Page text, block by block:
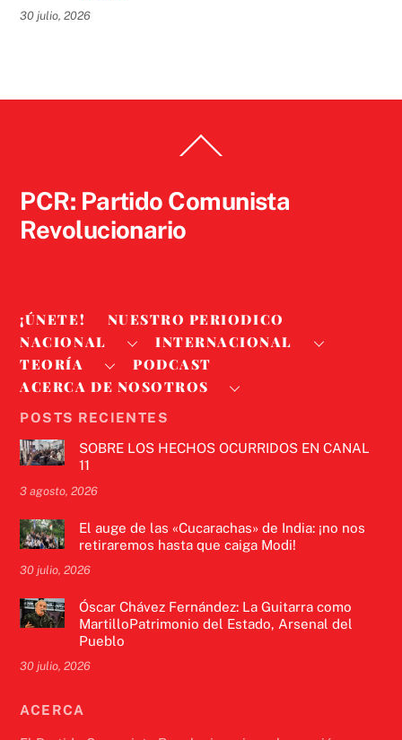
30 julio, 2026
To
PCR: Partido Comunista
Revolucionario
¡ÚNETE!
NUESTRO PERIODICO
NACIONAL
INTERNACIONAL
TEORÍA
PODCAST
ACERCA DE NOSOTROS
POSTS RECIENTES
SOBRE LOS HECHOS OCURRIDOS EN CANAL
11
3 agosto, 2026
El auge de las «Cucarachas» de India: ¡no nos
retiraremos hasta que caiga Modi!
30 julio, 2026
Óscar Chávez Fernández: La Guitarra como
MartilloPatrimonio del Estado, Arsenal del
Pueblo
30 julio, 2026
ACERCA